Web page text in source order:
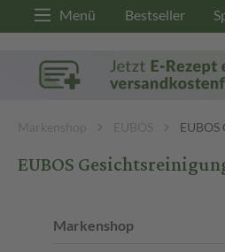
Menü Bestseller
Markenshop EUBOS
EUBOS
Markenshop